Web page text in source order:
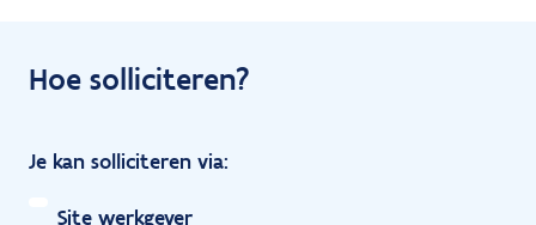
Hoe solliciteren?
Je kan solliciteren via:
Site werkgever